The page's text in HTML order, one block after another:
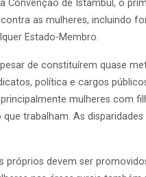
de Istambul, o
as mulheres, incluindo
Estado-Membro.
de constituírem quase
política e cargos
mulheres com
trabalham. As
devem ser